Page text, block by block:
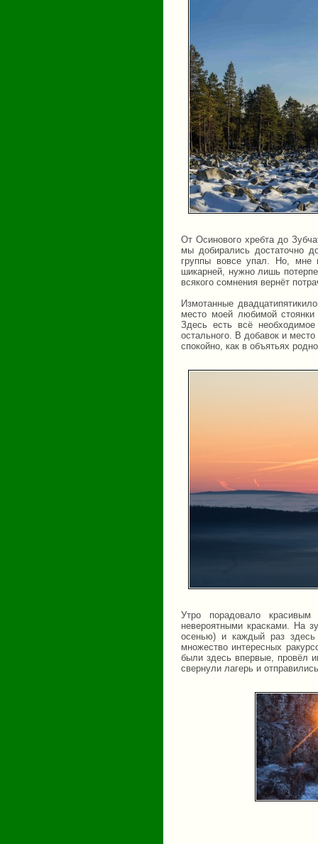
От Осинового хребта до
мы добирались достаточно
группы вовсе упал. Но, мне
шикарней, нужно лишь
всякого сомнения вернёт
Измотанные
место моей любимой стоянки
Здесь есть всё
остального. В добавок и
спокойно, как в объятьях
Утро порадовало
невероятными красками. На
осенью) и каждый раз здесь
множество интересных
были здесь впервые, провёл
свернули лагерь и